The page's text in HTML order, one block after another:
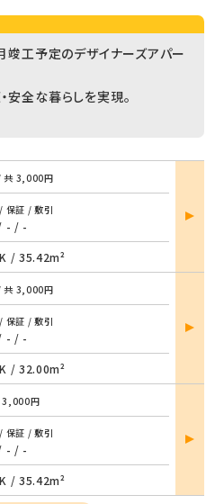
竣工予定のデザイナーズアパー
安全な暮らしを実現。
共 3,000円
保証 / 敷引
- / -
/ 35.42m²
部屋
詳細
共 3,000円
保証 / 敷引
- / -
/ 32.00m²
部屋
詳細
3,000円
保証 / 敷引
- / -
/ 35.42m²
部屋
詳細